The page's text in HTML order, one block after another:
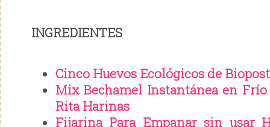
INGREDIENTES
Cinco Huevos Ecológicos de
Mix Bechamel Instantánea en
Rita Harinas
Fijarina Para Empanar sin usar